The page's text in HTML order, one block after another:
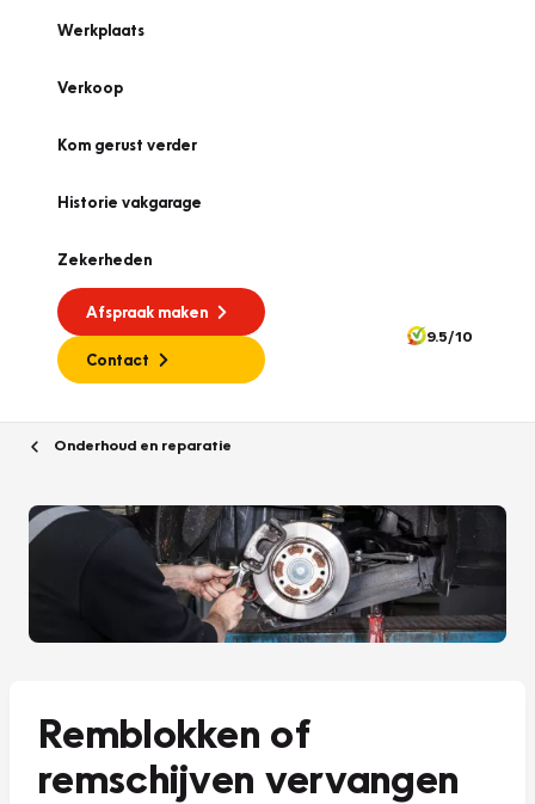
Werkplaats
Verkoop
Kom gerust verder
Historie vakgarage
Zekerheden
Afspraak maken
Contact
9.5/10
Onderhoud en reparatie
Remblokken of
remschijven vervangen